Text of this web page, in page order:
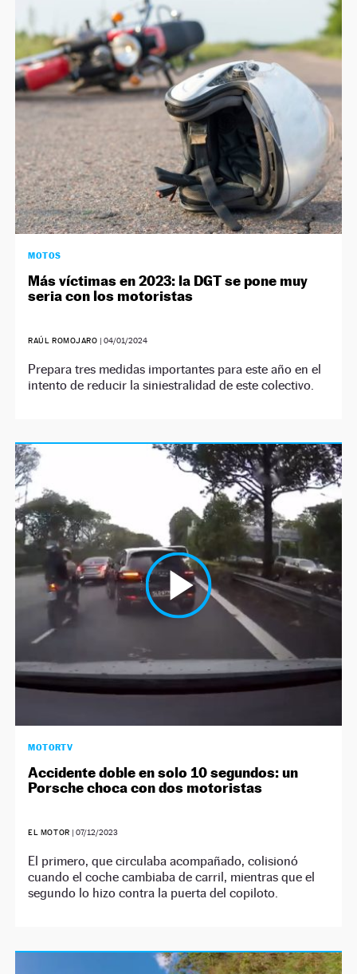
MOTOS
Más víctimas en 2023: la DGT se pone muy
seria con los motoristas
RAÚL ROMOJARO | 04/01/2024
Prepara tres medidas importantes para este año en el
intento de reducir la siniestralidad de este colectivo.
MOTORTV
Accidente doble en solo 10 segundos: un
Porsche choca con dos motoristas
EL MOTOR | 07/12/2023
El primero, que circulaba acompañado, colisionó
cuando el coche cambiaba de carril, mientras que el
segundo lo hizo contra la puerta del copiloto.